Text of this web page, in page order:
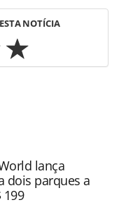
NOTÍCIA
operadoras/2022/
ou
o conteúdo
pela
Não reproduza o
Editora
lança
dois parques a
199